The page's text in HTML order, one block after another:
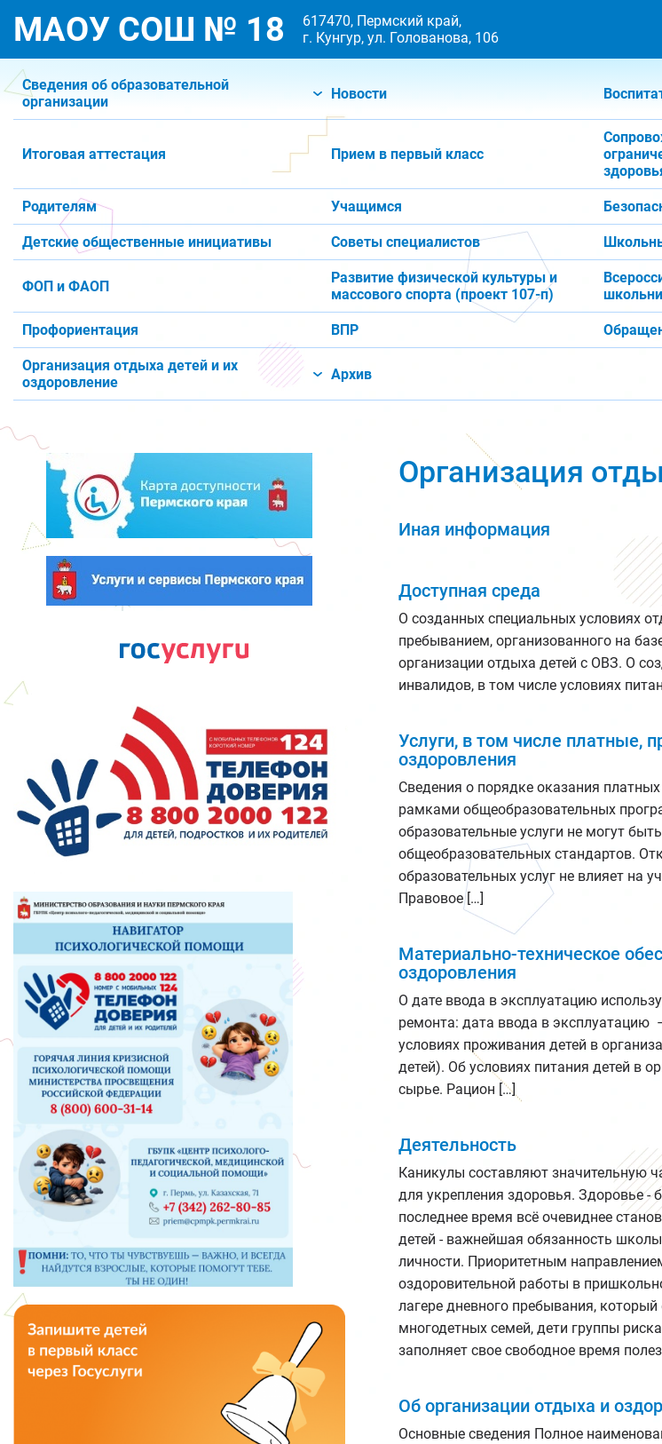
МАОУ СОШ № 18
617470, Пермский край,
г. Кунгур, ул. Голованова, 106
Сведения об образовательной
организации
Новости
Итоговая аттестация Прием в первый класс
Родителям Учащимся
Детские общественные инициативы Советы специалистов
ФОП и ФАОП
Развитие физической культуры и
массового спорта (проект 107-п)
Профориентация ВПР
Организация отдыха детей и их
оздоровление
Архив
Организация
Иная информация
Доступная среда
О созданных специальных условиях
пребыванием, организованного на
организации отдыха детей с ОВЗ. О
инвалидов, в том числе условиях
Услуги, в том числе платные,
оздоровления
Сведения о порядке оказания
рамками общеобразовательных
образовательные услуги не могут
общеобразовательных стандартов.
образовательных услуг не влияет на
Правовое […]
Материально-техническое
оздоровления
О дате ввода в эксплуатацию
ремонта: дата ввода в эксплуатацию
условиях проживания детей в
детей). Об условиях питания детей в
сырье. Рацион […]
Деятельность
Каникулы составляют значительную
для укрепления здоровья. Здоровье -
последнее время всё очевиднее
детей - важнейшая обязанность
личности. Приоритетным
оздоровительной работы в
лагере дневного пребывания,
многодетных семей, дети группы
заполняет свое свободное время
Об организации отдыха и
Основные сведения Полное